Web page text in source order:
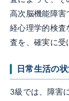
高次脳機能障害
経心理学的検査
査を、確実に受
日常生活の
3級では、障害